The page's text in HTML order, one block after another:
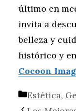
último en
invita a
belleza y
histórico y
Cocoon
Categorías
Estética,